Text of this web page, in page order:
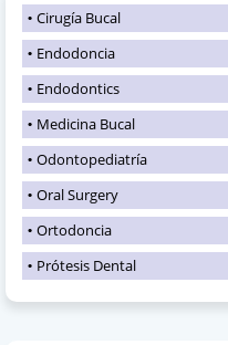
Cirugía Bucal
Endodoncia
Endodontics
Medicina Bucal
Odontopediatría
Oral Surgery
Ortodoncia
Prótesis Dental